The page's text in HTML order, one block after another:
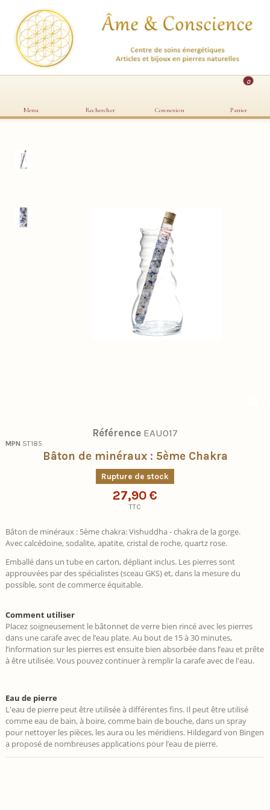
Menu Rechercher Connexion
0
Panier
Référence EAU017
MPN ST185
Bâton de minéraux : 5ème Chakra
Rupture de stock
27,90 €
TTC
Bâton de minéraux : 5ème chakra: Vishuddha - chakra de la gorge.
Avec calcédoine, sodalite, apatite, cristal de roche, quartz rose.
Emballé dans un tube en carton, dépliant inclus. Les pierres sont
approuvées par des spécialistes (sceau GKS) et, dans la mesure du
possible, sont de commerce équitable.
​Comment utiliser
Placez soigneusement le bâtonnet de verre bien rincé avec les pierres
dans une carafe avec de l’eau plate. Au bout de 15 à 30 minutes,
l’information sur les pierres est ensuite bien absorbée dans l’eau et prête
à être utilisée. Vous pouvez continuer à remplir la carafe avec de l'eau.
Eau de pierre
L'eau de pierre peut être utilisée à différentes fins. Il peut être utilisé
comme eau de bain, à boire, comme bain de bouche, dans un spray
pour nettoyer les pièces, les aura ou les méridiens. Hildegard von Bingen
a proposé de nombreuses applications pour l’eau de pierre.